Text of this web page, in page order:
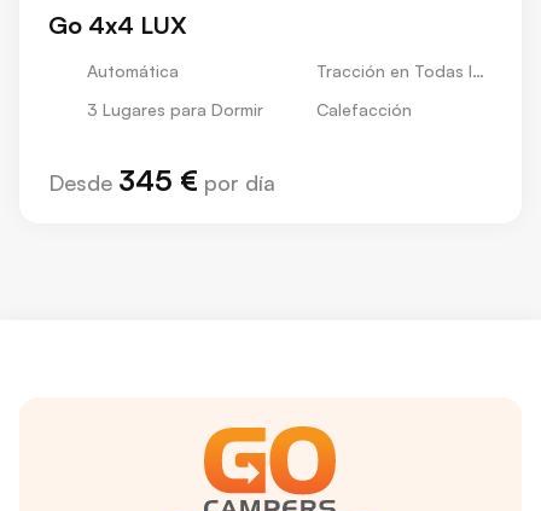
Go 4x4 LUX
Automática
Tracción en Todas las
3 Lugares para Dormir
Calefacción
Desde 345 € por día